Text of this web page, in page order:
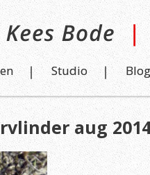
Studio Blog
aug